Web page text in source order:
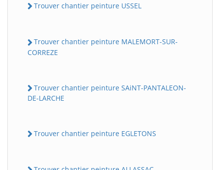
Trouver chantier peinture USSEL
Trouver chantier peinture MALEMORT-SUR-
CORREZE
Trouver chantier peinture SAiNT-PANTALEON-
DE-LARCHE
Trouver chantier peinture EGLETONS